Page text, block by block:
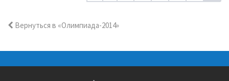
Вернуться в «Олимпиада-2014»